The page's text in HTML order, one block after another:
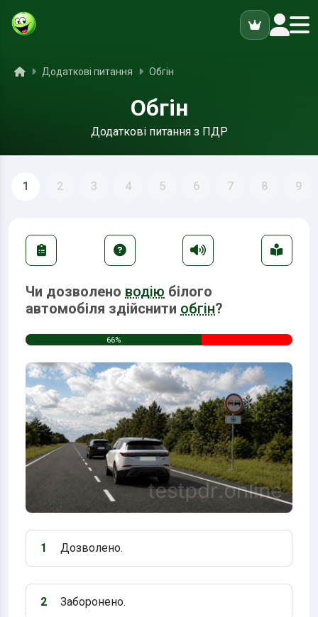
ГоловнаДодаткові питання Обгін
Обгін
Додаткові питання з ПДР
1 2 3 4 5 6 7 8 9
Чи дозволено водію білого
автомобіля здійснити обгін?
66%
Варіант 1:
1 Дозволено.
Варіант 2:
2 Заборонено.